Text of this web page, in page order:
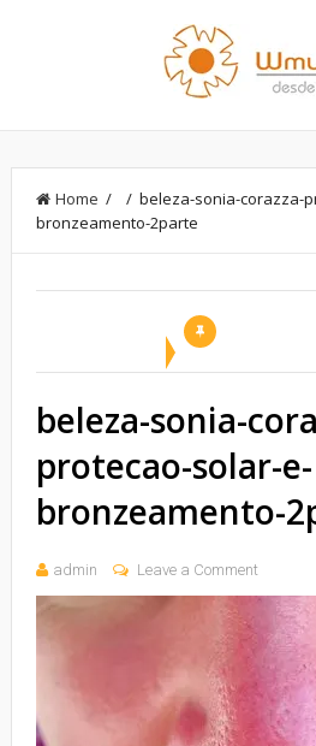
Home / / beleza-sonia-corazza-
bronzeamento-2parte
beleza-sonia-
protecao-solar-e-
bronzeamento-
admin Leave a Comment